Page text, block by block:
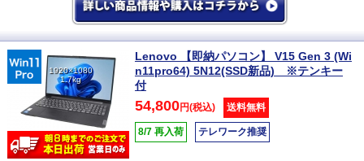
1920×1080
1.7kg
Lenovo 【即納パソコン】 V15 Gen 3 (Wi
n11pro64) 5N12(SSD新品) ※テンキー
付
54,800円(税込) 送料無料
8/7 再入荷 テレワーク推奨